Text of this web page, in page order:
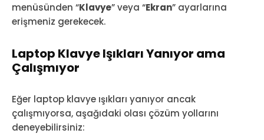
menüsünden “Klavye” veya “Ekran” ayarlarına
erişmeniz gerekecek.
Laptop Klavye Işıkları Yanıyor ama
Çalışmıyor
Eğer laptop klavye ışıkları yanıyor ancak
çalışmıyorsa, aşağıdaki olası çözüm yollarını
deneyebilirsiniz: